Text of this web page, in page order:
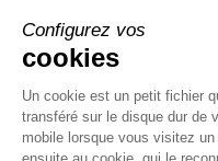
Envoyez votre
Suivez-nous
Configurez vos
cookies
Un cookie est un petit fichier
transféré sur le disque dur de
mobile lorsque vous visitez
ensuite au cookie, qui le